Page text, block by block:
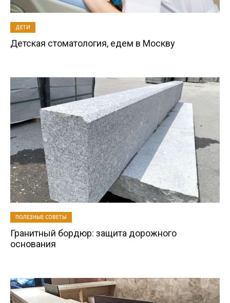
ДЕТИ
Детская стоматология, едем в Москву
ПОЛЕЗНЫЕ СОВЕТЫ
Гранитный бордюр: защита дорожного
основания